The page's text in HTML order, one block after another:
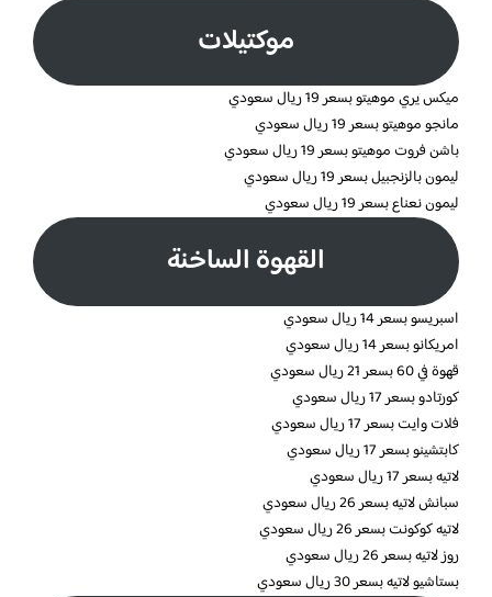
موكتيلات
ميكس يري موهيتو بسعر 19 ريال سعودي
مانجو موهيتو بسعر 19 ريال سعودي
باشن فروت موهيتو بسعر 19 ريال سعودي
ليمون بالزنجبيل بسعر 19 ريال سعودي
ليمون نعناع بسعر 19 ريال سعودي
القهوة الساخنة
اسبريسو بسعر 14 ريال سعودي
امريكانو بسعر 14 ريال سعودي
قهوة في 60 بسعر 21 ريال سعودي
كورتادو بسعر 17 ريال سعودي
فلات وايت بسعر 17 ريال سعودي
كابتشينو بسعر 17 ريال سعودي
لاتيه بسعر 17 ريال سعودي
سبانش لاتيه بسعر 26 ريال سعودي
لاتيه كوكونت بسعر 26 ريال سعودي
روز لاتيه بسعر 26 ريال سعودي
بستاشيو لاتيه بسعر 30 ريال سعودي